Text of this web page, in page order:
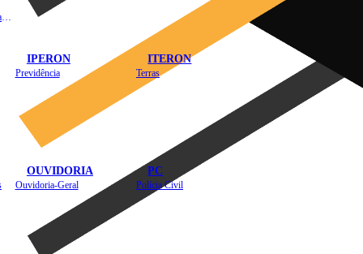
IPERON
Previdência
ITERON
Terras
OUVIDORIA
Ouvidoria-Geral
PC
Polícia Civil